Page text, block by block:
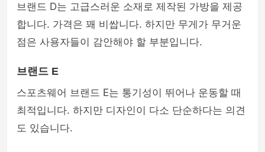
브랜드 D는 고급스러운 소재로 제작된 가방을 제공
합니다. 가격은 꽤 비쌉니다. 하지만 무게가 무거운
점은 사용자들이 감안해야 할 부분입니다.
브랜드 E
스포츠웨어 브랜드 E는 통기성이 뛰어나 운동할 때
최적입니다. 하지만 디자인이 다소 단순하다는 의견
도 있습니다.